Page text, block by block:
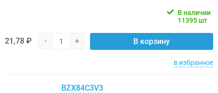
В наличии
11395 шт
21,78 ₽ - + В корзину
в избранное
BZX84C3V3